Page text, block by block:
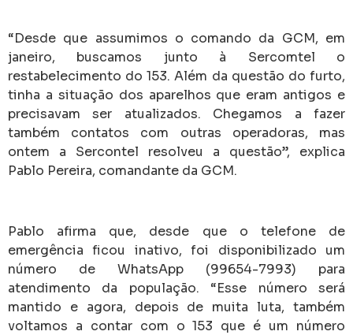
“Desde que assumimos o comando da GCM, em
janeiro, buscamos junto à Sercomtel o
restabelecimento do 153. Além da questão do furto,
tinha a situação dos aparelhos que eram antigos e
precisavam ser atualizados. Chegamos a fazer
também contatos com outras operadoras, mas
ontem a Sercontel resolveu a questão”, explica
Pablo Pereira, comandante da GCM.
Pablo afirma que, desde que o telefone de
emergência ficou inativo, foi disponibilizado um
número de WhatsApp (99654-7993) para
atendimento da população. “Esse número será
mantido e agora, depois de muita luta, também
voltamos a contar com o 153 que é um número